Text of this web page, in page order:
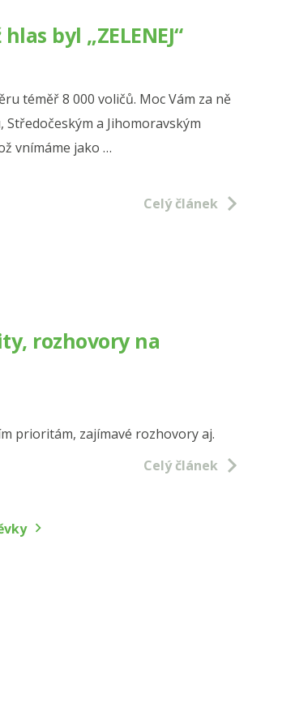
byl „ZELENEJ“
téměř 8 000 voličů. Moc Vám za ně
a Jihomoravským
vnímáme jako …
Celý článek
rozhovory na
prioritám, zajímavé rozhovory aj.
Celý článek